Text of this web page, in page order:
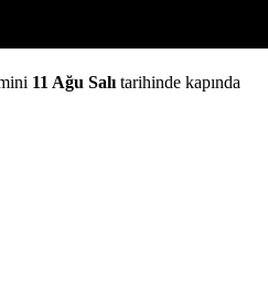
11 Ağu Salı tarihinde kapında